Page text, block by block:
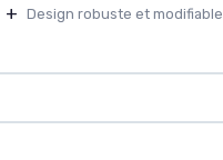
+ Design robuste et modifiable